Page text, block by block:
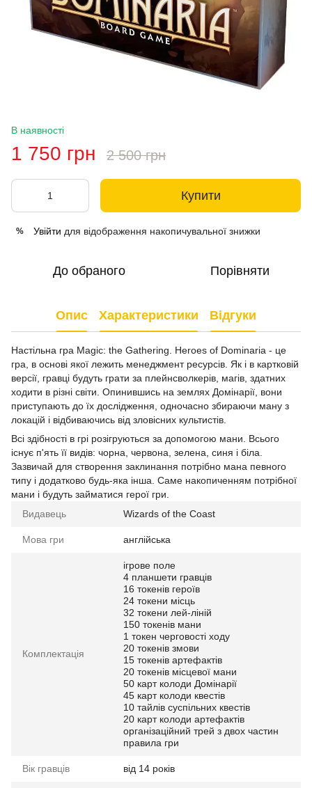
В наявності
1 750 грн 2 500 грн
Купити
% Увійти для відображення накопичувальної знижки
До обраного Порівняти
Опис Характеристики Відгуки
Настільна гра Magic: the Gathering. Heroes of Dominaria - це
гра, в основі якої лежить менеджмент ресурсів. Як і в картковій
версії, гравці будуть грати за плейнсволкерів, магів, здатних
ходити в різні світи. Опинившись на землях Домінарії, вони
приступають до їх дослідження, одночасно збираючи ману з
локацій і відбиваючись від зловісних культистів.
Всі здібності в грі розігруються за допомогою мани. Всього
існує п'ять її видів: чорна, червона, зелена, синя і біла.
Зазвичай для створення заклинання потрібно мана певного
типу і додатково будь-яка інша. Саме накопиченням потрібної
мани і будуть займатися герої гри.
Видавець
Wizards of the Coast
Мова гри англійська
Комплектація
ігрове поле
4 планшети гравців
16 токенів героїв
24 токени місць
32 токени лей-ліній
150 токенів мани
1 токен черговості ходу
20 токенів змови
15 токенів артефактів
20 токенів місцевої мани
50 карт колоди Домінарії
45 карт колоди квестів
10 тайлів суспільних квестів
20 карт колоди артефактів
організаційний трей з двох частин
правила гри
Вік гравців від 14 років